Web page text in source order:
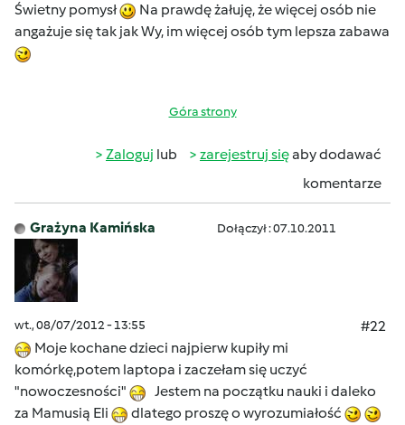
Świetny pomysł
Na prawdę żałuję, że więcej osób nie
angażuje się tak jak Wy, im więcej osób tym lepsza zabawa
Góra strony
Zaloguj lub zarejestruj sięaby dodawać
komentarze
Grażyna Kamińska Dołączył : 07.10.2011
wt., 08/07/2012 - 13:55
#22
Moje kochane dzieci najpierw kupiły mi
komórkę,potem laptopa i zaczełam się uczyć
"nowoczesności"
Jestem na początku nauki i daleko
za Mamusią Eli
dlatego proszę o wyrozumiałość